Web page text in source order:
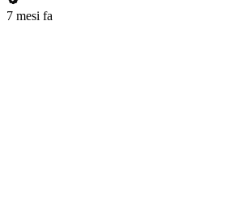
7 mesi fa